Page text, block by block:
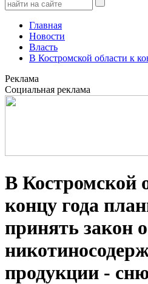
Главная
Новости
Власть
В Костромской области к
Реклама
Социальная реклама
В Костромской
концу года
принять закон
продукции -